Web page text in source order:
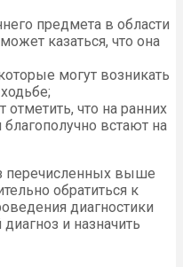
предмета в области
казаться, что она
могут возникать
что на ранних
встают на
перечисленных выше
обратиться к
диагностики
и назначить